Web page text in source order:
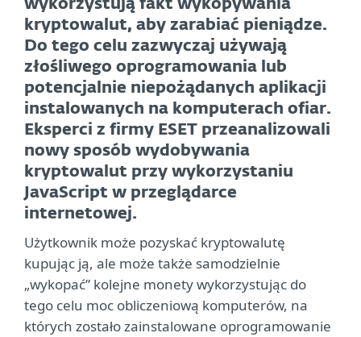
wykorzystują fakt wykopywania
kryptowalut, aby zarabiać pieniądze.
Do tego celu zazwyczaj używają
złośliwego oprogramowania lub
potencjalnie niepożądanych aplikacji
instalowanych na komputerach ofiar.
Eksperci z firmy ESET przeanalizowali
nowy sposób wydobywania
kryptowalut przy wykorzystaniu
JavaScript w przeglądarce
internetowej.
Użytkownik może pozyskać kryptowalutę
kupując ją, ale może także samodzielnie
„wykopać” kolejne monety wykorzystując do
tego celu moc obliczeniową komputerów, na
których zostało zainstalowane oprogramowanie